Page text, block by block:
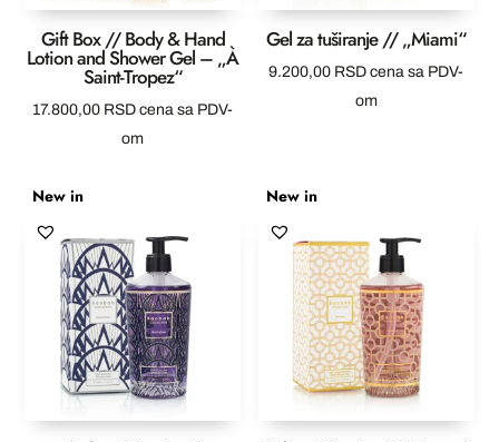
Gift Box // Body & Hand
Lotion and Shower Gel – „À
Saint-Tropez“
17.800,00 RSD cena sa PDV-
om
Gel za tuširanje // „Miami“
9.200,00 RSD cena sa PDV-
om
New in New in